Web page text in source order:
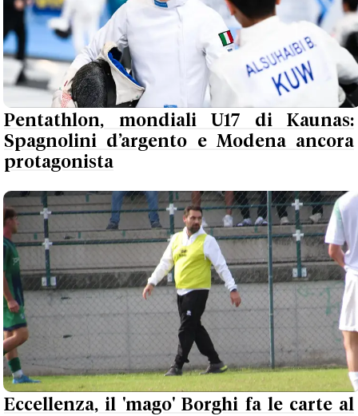
Pentathlon, mondiali U17 di Kaunas:
Spagnolini d’argento e Modena ancora
protagonista
Eccellenza, il 'mago' Borghi fa le carte al